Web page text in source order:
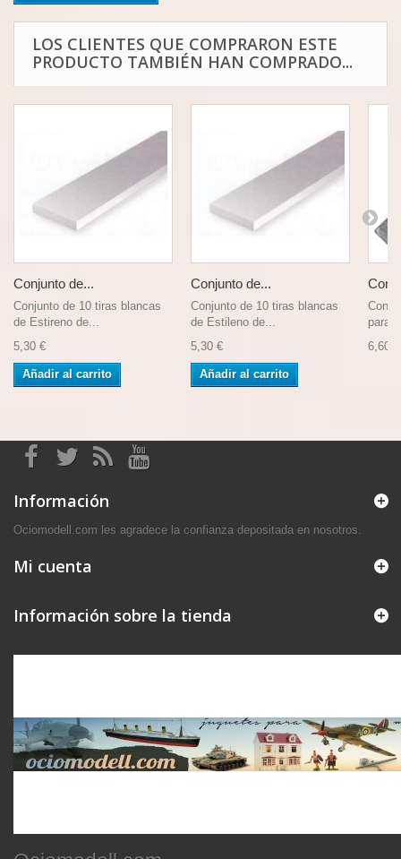
LOS CLIENTES QUE COMPRARON ESTE
PRODUCTO TAMBIÉN HAN COMPRADO...
Conjunto de...
Conjunto de 10 tiras blancas
de Estireno de...
5,30 €
Añadir al carrito
Conjunto de...
Conjunto de 10 tiras blancas
de Estileno de...
5,30 €
Añadir al carrito
para
6,60 €
Información
Ociomodell.com les agradece la confianza depositada en nosotros.
Mi cuenta
Información sobre la tienda